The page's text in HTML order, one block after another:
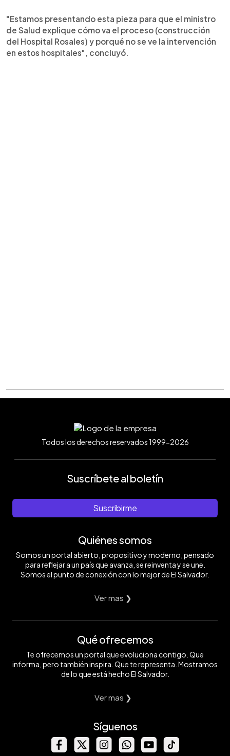
"Estamos presentando esta pieza para que el ministro
de Salud explique cómo va el proceso (construcción
del Hospital Rosales) y porqué no se ve la intervención
en estos hospitales", concluyó.
Todos los derechos reservados 1999-2026
Suscríbete al boletín
Suscribirme
Quiénes somos
Somos un portal abierto, propositivo y moderno, pensado
para reflejar a un país que avanza, se reinventa y se une.
Somos el punto de conexión con lo mejor de El Salvador.
Ver mas ❯
Qué ofrecemos
Te ofrecemos un portal que evoluciona contigo. Que
informa, pero también inspira. Que te representa. Mostramos
de lo que está hecho El Salvador.
Ver mas ❯
Síguenos